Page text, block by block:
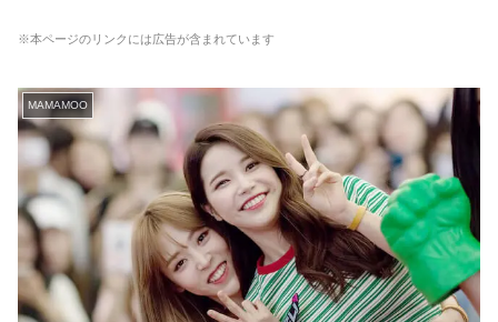
※本ページのリンクには広告が含まれています
MAMAMOO